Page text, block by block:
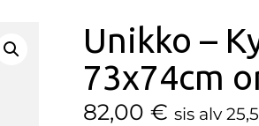
Unikko –
73x74cm
82,00€ sis alv